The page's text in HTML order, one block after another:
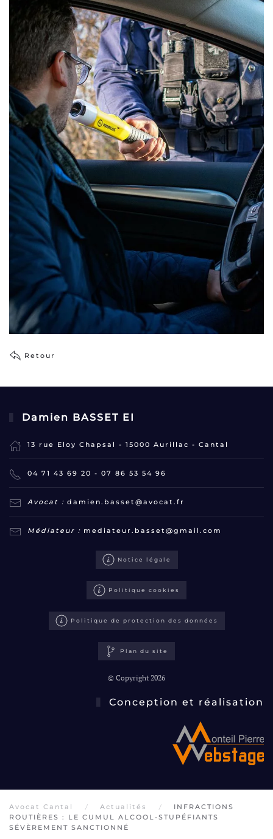
Retour
Damien BASSET EI
13 rue Eloy Chapsal - 15000 Aurillac - Cantal
04 71 43 69 20 - 07 86 53 54 96
Avocat : damien.basset@avocat.fr
Médiateur : mediateur.basset@gmail.com
Notice légale
Politique cookies
Politique de protection des données
Plan du site
© Copyright 2026
Conception et réalisation
Avocat Cantal Actualités
INFRACTIONS
ROUTIÈRES : LE CUMUL ALCOOL-STUPÉFIANTS
SÉVÈREMENT SANCTIONNÉ